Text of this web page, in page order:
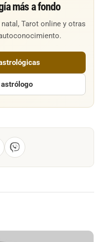
más a fondo
Tarot online y otras